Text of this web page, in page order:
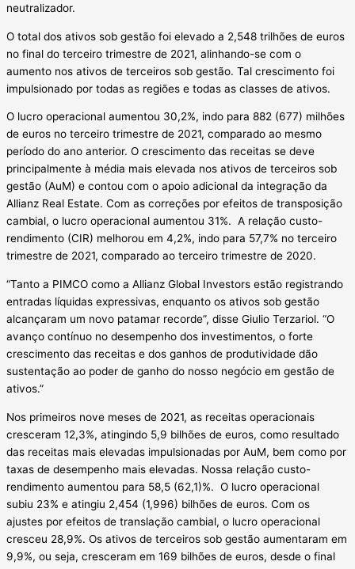
neutralizador.
O total dos ativos sob gestão foi elevado a 2,548 trilhões de euros
no final do terceiro trimestre de 2021, alinhando-se com o
aumento nos ativos de terceiros sob gestão. Tal crescimento foi
impulsionado por todas as regiões e todas as classes de ativos.
O lucro operacional aumentou 30,2%, indo para 882 (677) milhões
de euros no terceiro trimestre de 2021, comparado ao mesmo
período do ano anterior. O crescimento das receitas se deve
principalmente à média mais elevada nos ativos de terceiros sob
gestão (AuM) e contou com o apoio adicional da integração da
Allianz Real Estate. Com as correções por efeitos de transposição
cambial, o lucro operacional aumentou 31%. A relação custo-
rendimento (CIR) melhorou em 4,2%, indo para 57,7% no terceiro
trimestre de 2021, comparado ao terceiro trimestre de 2020.
“Tanto a PIMCO como a Allianz Global Investors estão registrando
entradas líquidas expressivas, enquanto os ativos sob gestão
alcançaram um novo patamar recorde”, disse Giulio Terzariol. “O
avanço contínuo no desempenho dos investimentos, o forte
crescimento das receitas e dos ganhos de produtividade dão
sustentação ao poder de ganho do nosso negócio em gestão de
ativos.”
Nos primeiros nove meses de 2021, as receitas operacionais
cresceram 12,3%, atingindo 5,9 bilhões de euros, como resultado
das receitas mais elevadas impulsionadas por AuM, bem como por
taxas de desempenho mais elevadas. Nossa relação custo-
rendimento aumentou para 58,5 (62,1)%. O lucro operacional
subiu 23% e atingiu 2,454 (1,996) bilhões de euros. Com os
ajustes por efeitos de translação cambial, o lucro operacional
cresceu 28,9%. Os ativos de terceiros sob gestão aumentaram em
9,9%, ou seja, cresceram em 169 bilhões de euros, desde o final